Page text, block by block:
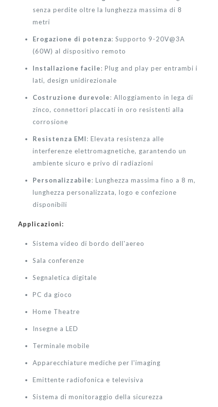
senza perdite oltre la lunghezza massima di 8
metri
Erogazione di potenza: Supporto 9-20V@3A
(60W) al dispositivo remoto
Installazione facile: Plug and play per entrambi i
lati, design unidirezionale
Costruzione durevole: Alloggiamento in lega di
zinco, connettori placcati in oro resistenti alla
corrosione
Resistenza EMI: Elevata resistenza alle
interferenze elettromagnetiche, garantendo un
ambiente sicuro e privo di radiazioni
Personalizzabile: Lunghezza massima fino a 8 m,
lunghezza personalizzata, logo e confezione
disponibili
Applicazioni:
Sistema video di bordo dell'aereo
Sala conferenze
Segnaletica digitale
PC da gioco
Home Theatre
Insegne a LED
Terminale mobile
Apparecchiature mediche per l'imaging
Emittente radiofonica e televisiva
Sistema di monitoraggio della sicurezza